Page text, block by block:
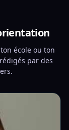
école ou ton
par des